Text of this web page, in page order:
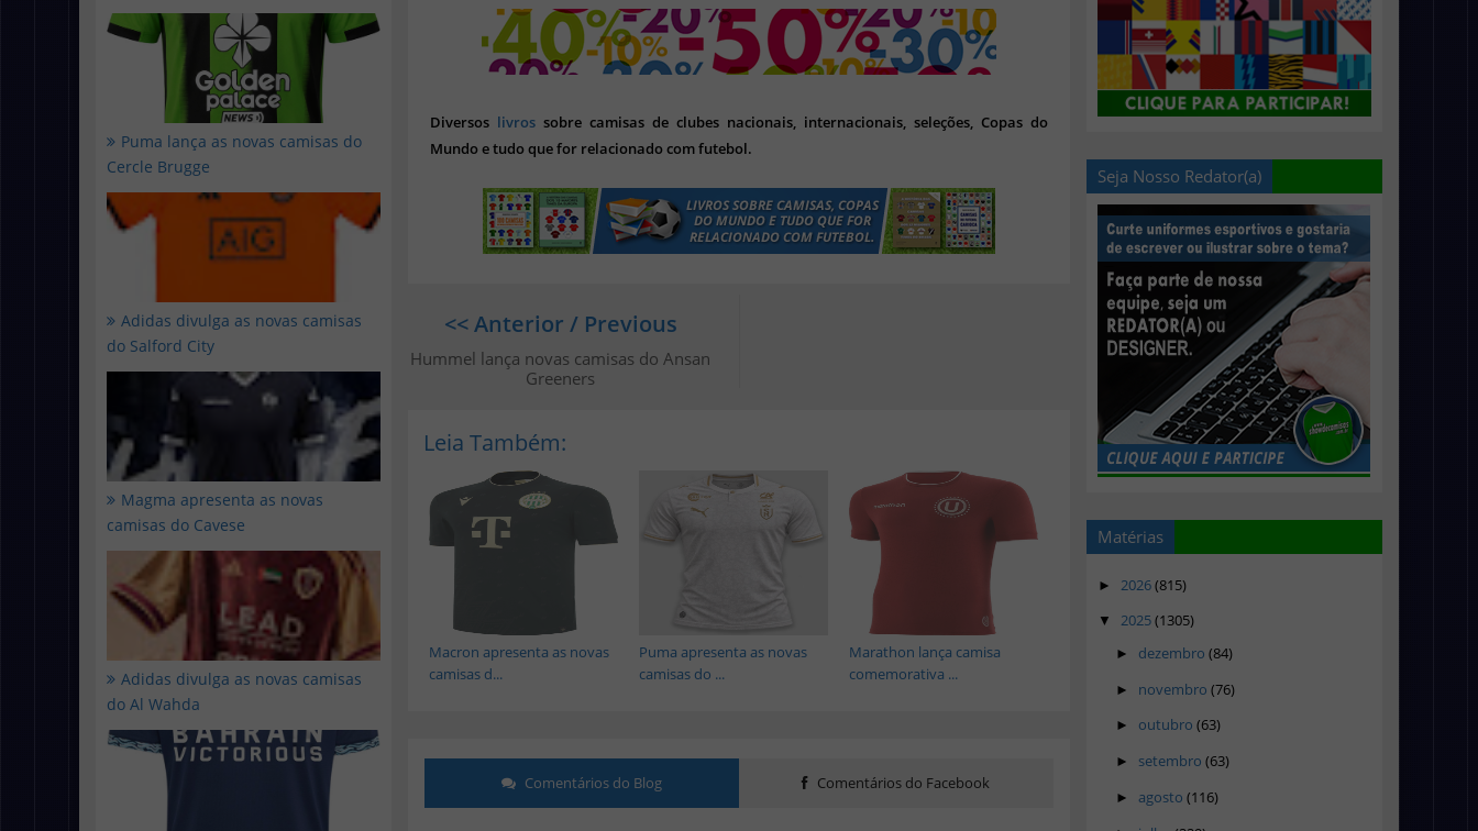
Puma lança as novas camisas do
Cercle Brugge
Adidas divulga as novas camisas
do Salford City
Magma apresenta as novas
camisas do Cavese
Adidas divulga as novas camisas
do Al Wahda
Diversos livros sobre camisas de clubes nacionais, internacionais, seleções, Copas do
Mundo e tudo que for relacionado com futebol.
<< Anterior / Previous
Hummel lança novas camisas do Ansan
Greeners
Leia Também:
Marathon lança camisa
comemorativa ...
Puma apresenta as novas
camisas do ...
Macron apresenta as novas
camisas d...
Comentários do Blog Comentários do Facebook
Seja Nosso Redator(a)
Matérias
► 2026(815)
▼ 2025(1305)
► dezembro (84)
► novembro (76)
► outubro (63)
► setembro (63)
► agosto (116)